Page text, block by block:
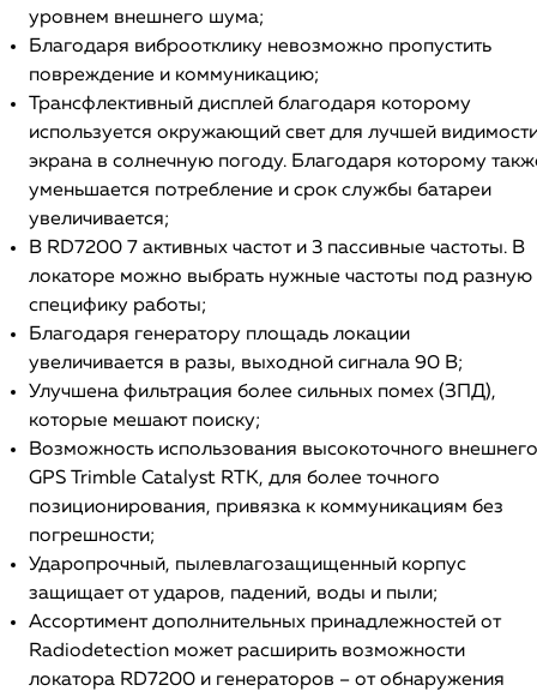
уровнем внешнего шума;
Благодаря виброотклику невозможно пропустить
повреждение и коммуникацию;
Трансфлективный дисплей благодаря которому
используется окружающий свет для лучшей
экрана в солнечную погоду. Благодаря которому
уменьшается потребление и срок службы батареи
увеличивается;
В RD7200 7 активных частот и 3 пассивные частоты. В
локаторе можно выбрать нужные частоты под разную
специфику работы;
Благодаря генератору площадь локации
увеличивается в разы, выходной сигнала 90 В;
Улучшена фильтрация более сильных помех (ЗПД),
которые мешают поиску;
Возможность использования высокоточного внешнего
GPS Trimble Catalyst RTK, для более точного
позиционирования, привязка к коммуникациям без
погрешности;
Ударопрочный, пылевлагозащищенный корпус
защищает от ударов, падений, воды и пыли;
Ассортимент дополнительных принадлежностей от
Radiodetection может расширить возможности
локатора RD7200 и генераторов – от обнаружения